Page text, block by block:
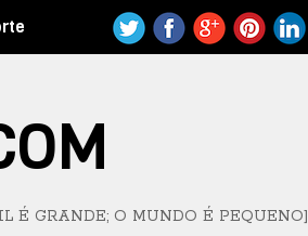
É GRANDE; O MUNDO É PEQUENO]